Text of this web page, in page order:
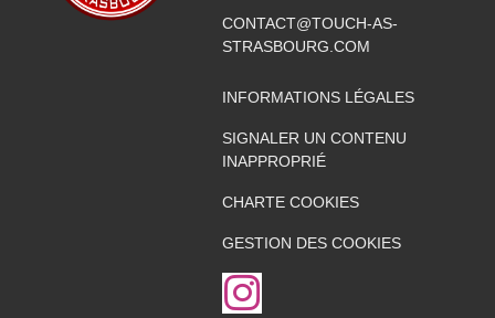
CONTACT@TOUCH-AS-
STRASBOURG.COM
INFORMATIONS LÉGALES
SIGNALER UN CONTENU
INAPPROPRIÉ
CHARTE COOKIES
GESTION DES COOKIES